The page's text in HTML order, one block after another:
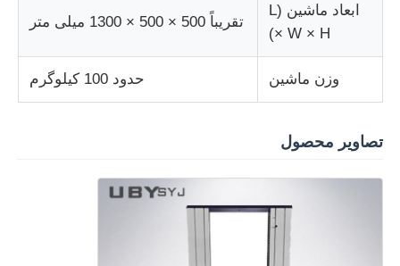
ابعاد ماشین (L
× W × H)
تقریباً 500 × 500 × 1300 میلی متر
وزن ماشین حدود 100 کيلوگرم
تصاویر محصول